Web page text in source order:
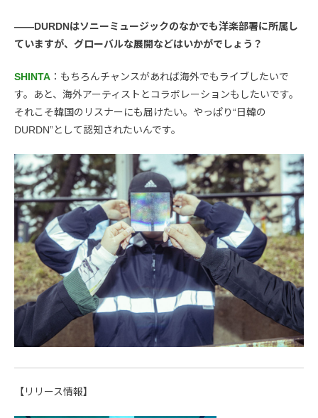
――DURDNはソニーミュージックのなかでも洋楽部署に所属し
ていますが、グローバルな展開などはいかがでしょう？
SHINTA ：もちろんチャンスがあれば海外でもライブしたいで
す。あと、海外アーティストとコラボレーションもしたいです。
それこそ韓国のリスナーにも届けたい。やっぱり“日韓の
DURDN”として認知されたいんです。
【リリース情報】